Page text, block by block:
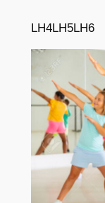
LH4LH5LH6